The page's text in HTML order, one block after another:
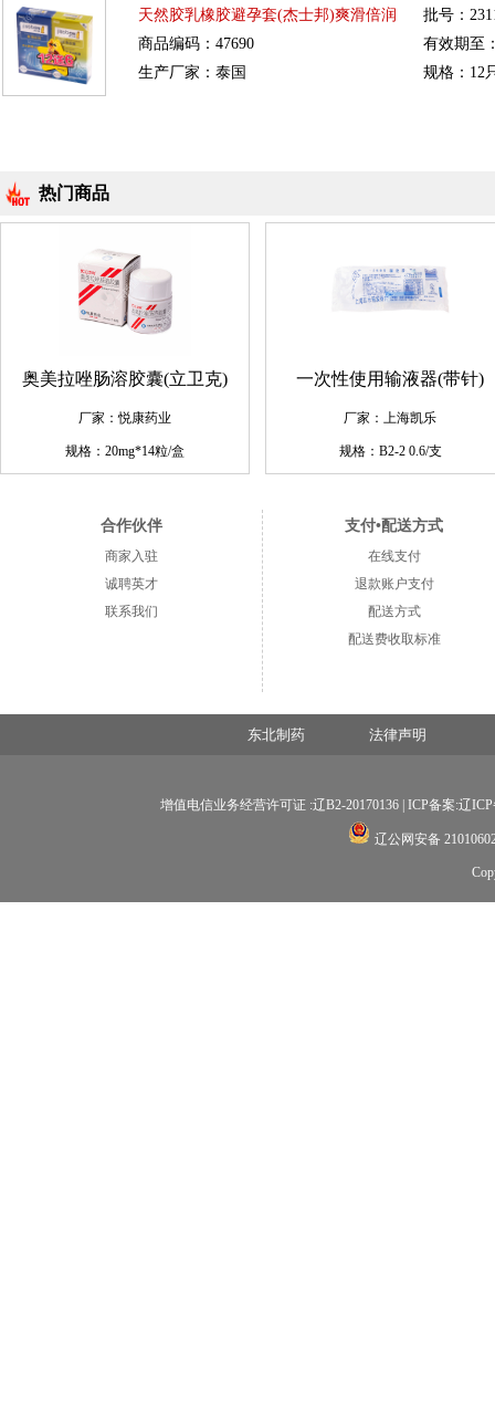
天然胶乳橡胶避孕套(杰士邦)爽滑倍润
商品编码：47690
生产厂家：泰国
批号：
有效期至
规格：12
热门商品
奥美拉唑肠溶胶囊(立卫克)
厂家：悦康药业
规格：20mg*14粒/盒
一次性使用输液器(带针)
厂家：上海凯乐
规格：B2-2 0.6/支
合作伙伴
商家入驻
诚聘英才
联系我们
支付•配送方式
在线支付
退款账户支付
配送方式
配送费收取标准
东北制药 法律声明
增值电信业务经营许可证 :辽B2-20170136 | ICP备案:辽
辽公网安备